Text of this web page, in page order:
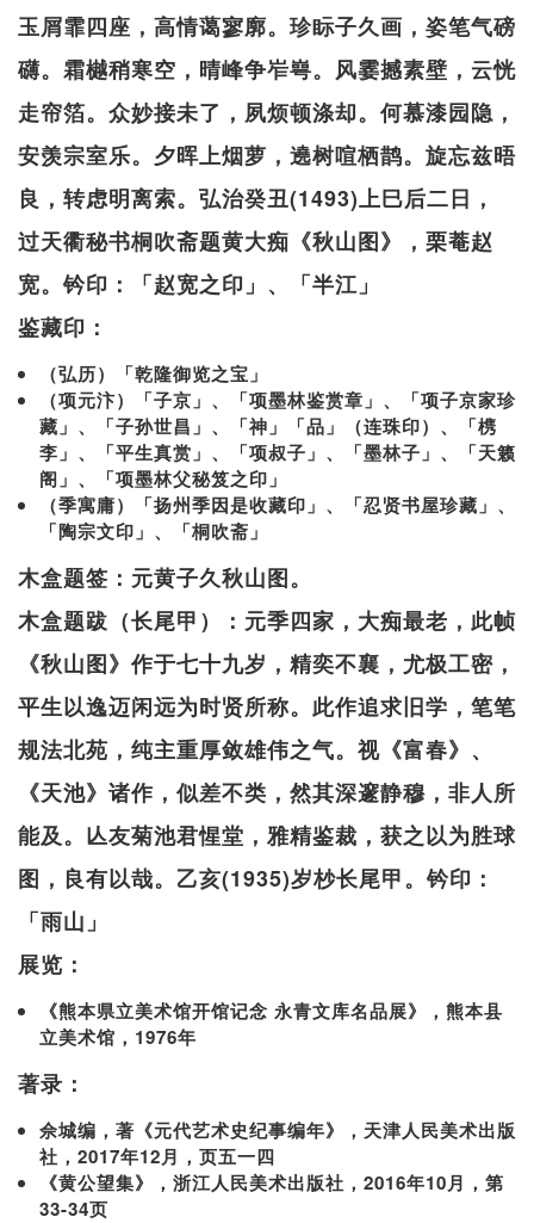
玉屑霏四座，高情蔼寥廓。珍眎子久画，姿笔气磅
礴。霜樾稍寒空，晴峰争岝㟧。风霎撼素壁，云恍
走帘箔。众妙接未了，夙烦顿涤却。何慕漆园隐，
安羡宗室乐。夕晖上烟萝，遶树喧栖鹊。旋忘兹晤
良，转虑明离索。弘治癸丑(1493)上巳后二日，
过天衢秘书桐吹斋题黄大痴《秋山图》，栗菴赵
宽。钤印：「赵宽之印」、「半江」
鉴藏印：
（弘历）「乾隆御览之宝」
（项元汴）「子京」、「项墨林鉴赏章」、「项子京家珍
藏」、「子孙世昌」、「神」「品」（连珠印）、「槜
李」、「平生真赏」、「项叔子」、「墨林子」、「天籁
阁」、「项墨林父秘笈之印」
（季寓庸）「扬州季因是收藏印」、「忍贤书屋珍藏」、
「陶宗文印」、「桐吹斋」
木盒题签：元黄子久秋山图。
木盒题跋（长尾甲）：元季四家，大痴最老，此帧
《秋山图》作于七十九岁，精奕不襄，尤极工密，
平生以逸迈闲远为时贤所称。此作追求旧学，笔笔
规法北苑，纯主重厚敛雄伟之气。视《富春》、
《天池》诸作，似差不类，然其深邃静穆，非人所
能及。亾友菊池君惺堂，雅精鉴裁，获之以为胜球
图，良有以哉。乙亥(1935)岁杪长尾甲。钤印：
「雨山」
展览：
《熊本県立美术馆开馆记念 永青文库名品展》，熊本县
立美术馆，1976年
著录：
佘城编，著《元代艺术史纪事编年》，天津人民美术出版
社，2017年12月，页五一四
《黄公望集》，浙江人民美术出版社，2016年10月，第
33-34页